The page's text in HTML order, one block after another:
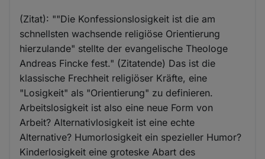
(Zitat): ""Die Konfessionslosigkeit ist die am
schnellsten wachsende religiöse Orientierung
hierzulande" stellte der evangelische Theologe
Andreas Fincke fest." (Zitatende) Das ist die
klassische Frechheit religiöser Kräfte, eine
"Losigkeit" als "Orientierung" zu definieren.
Arbeitslosigkeit ist also eine neue Form von
Arbeit? Alternativlosigkeit ist eine echte
Alternative? Humorlosigkeit ein spezieller Humor?
Kinderlosigkeit eine groteske Abart des